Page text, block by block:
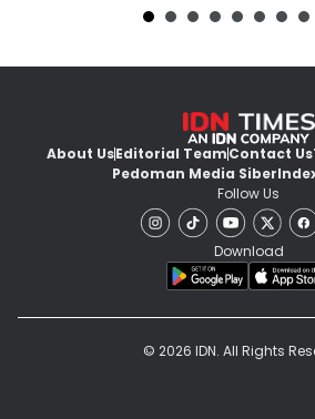
About UsEditorial TeamContact Us
Pedoman Media Siber
Follow Us
Download
© 2026 IDN. All Rights